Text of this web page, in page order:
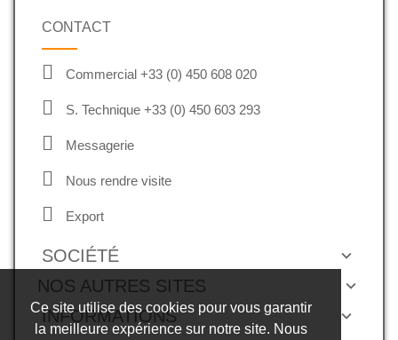
Ce site utilise des cookies pour vous garantir
la meilleure expérience sur notre site. Nous
CONTACT
Commercial +33 (0) 450 608 020
S. Technique +33 (0) 450 603 293
Messagerie
Nous rendre visite
Export
SOCIÉTÉ
NOS AUTRES SITES
INFORMATIONS